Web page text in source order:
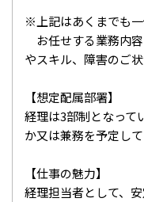
※上記はあくまでも一
お任せする業務内
やスキル、障害のご
【想定配属部署】
経理は3部制となって
か又は兼務を予定して
【仕事の魅力】
経理担当者として、